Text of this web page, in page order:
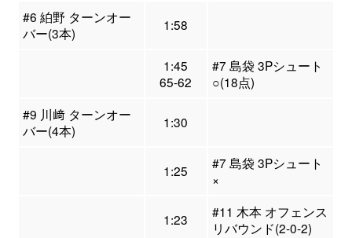
#6 絈野 ターンオー
バー(3本)
1:58
1:45
65-62
#7 島袋 3Pシュート
○(18点)
#9 川﨑 ターンオー
バー(4本)
1:30
1:25
#7 島袋 3Pシュート
×
1:23
#11 木本 オフェンス
リバウンド(2-0-2)